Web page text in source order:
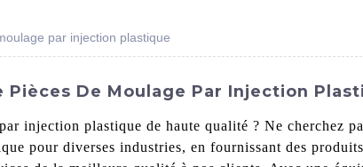
par injection plastique
Pièces De Moulage Par Injection
injection plastique de haute qualité ? Ne
pour diverses industries, en fournissant des